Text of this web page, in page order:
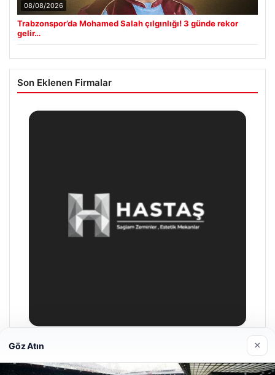
08/08/2026
Trabzonspor’da Mohamed Salah çılgınlığı! 3 günde rekor
gelir…
Son Eklenen Firmalar
Hastaş Beton
26/05/2026
Göz Atın ×